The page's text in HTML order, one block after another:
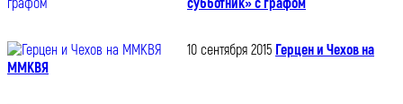
10 сентября 2015 Герцен и Чехов на
ММКВЯ